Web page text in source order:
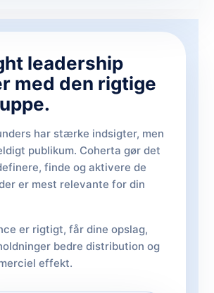
leadership
med den rigtige
har stærke indsigter, men
publikum. Coherta gør det
finde og aktivere de
er mest relevante for din
er rigtigt, får dine opslag,
bedre distribution og
effekt.